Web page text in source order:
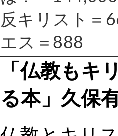
反キリスト＝
エス＝888
「仏教もキ
る本」久